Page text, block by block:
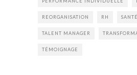
REORGANISATION RH SANTÉ
TALENT MANAGER
TÉMOIGNAGE